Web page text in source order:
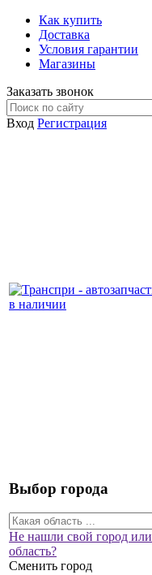
Как купить
Доставка
Условия гарантии
Магазины
Заказать звонок
Вход Регистрация
Выбор города
Не нашли свой город или
область?
Сменить город